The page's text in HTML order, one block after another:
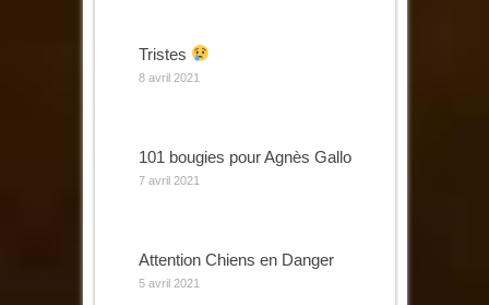
Tristes
8 avril 2021
101 bougies pour Agnès Gallo
7 avril 2021
Attention Chiens en Danger
5 avril 2021